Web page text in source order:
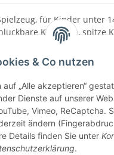
für Kinder unter
Kleinteile, spitze
verwenden.
unsereWarnhinweise
& Co nutzen
auf „Alle akzeptieren“
Dienste auf unserer
Vimeo, ReCaptcha.
ändern
Details finden Sie unter
.